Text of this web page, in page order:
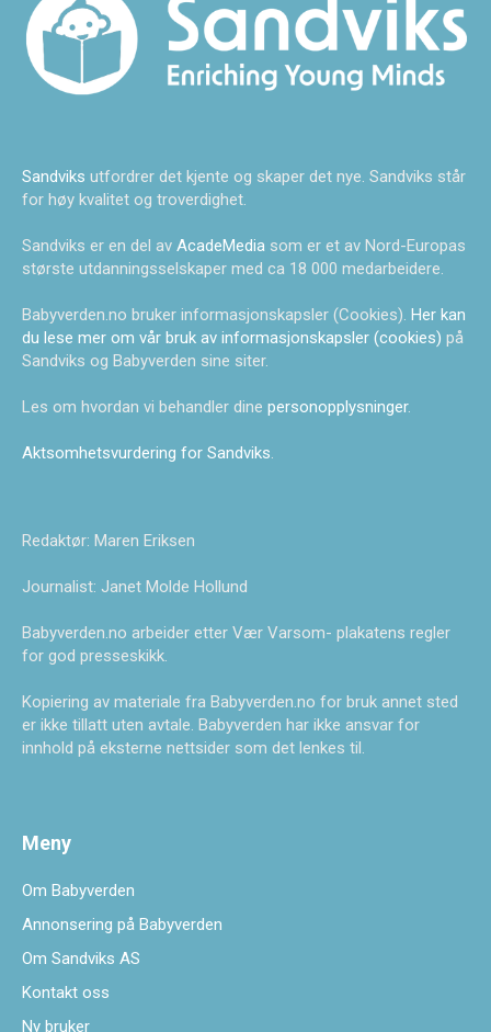
Sandviks utfordrer det kjente og skaper det nye. Sandviks står
for høy kvalitet og troverdighet.
Sandviks er en del av AcadeMedia som er et av Nord-Europas
største utdanningsselskaper med ca 18 000 medarbeidere.
Babyverden.no bruker informasjonskapsler (Cookies). Her kan
du lese mer om vår bruk av informasjonskapsler (cookies) på
Sandviks og Babyverden sine siter.
Les om hvordan vi behandler dine personopplysninger.
Aktsomhetsvurdering for Sandviks.
Redaktør: Maren Eriksen
Journalist: Janet Molde Hollund
Babyverden.no arbeider etter Vær Varsom- plakatens regler
for god presseskikk.
Kopiering av materiale fra Babyverden.no for bruk annet sted
er ikke tillatt uten avtale. Babyverden har ikke ansvar for
innhold på eksterne nettsider som det lenkes til.
Meny
Om Babyverden
Annonsering på Babyverden
Om Sandviks AS
Kontakt oss
Ny bruker